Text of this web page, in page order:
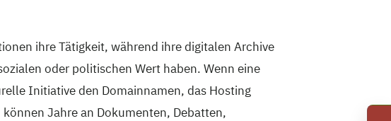
ihre Tätigkeit, während ihre digitalen Archive
oder politischen Wert haben. Wenn eine
Initiative den Domainnamen, das Hosting
Jahre an Dokumenten, Debatten,